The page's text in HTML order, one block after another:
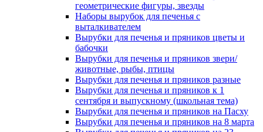
геометрические фигуры, звезды
Наборы вырубок для печенья с
выталкивателем
Вырубки для печенья и пряников цветы и
бабочки
Вырубки для печенья и пряников звери/
животные, рыбы, птицы
Вырубки для печенья и пряников разные
Вырубки для печенья и пряников к 1
сентября и выпускному (школьная тема)
Вырубки для печенья и пряников на Пасху
Вырубки для печенья и пряников на 8 марта